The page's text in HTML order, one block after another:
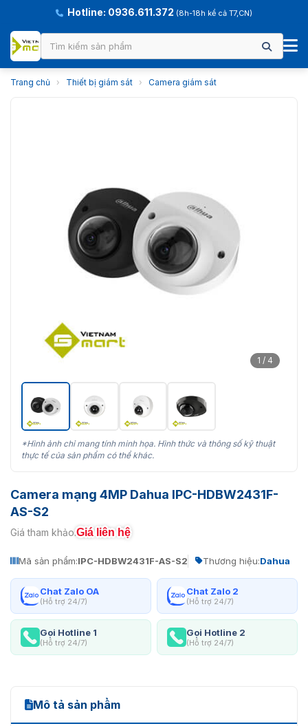
Hotline: 0936.611.372 (8h-18h kể cả T7,CN)
Trang chủ › Thiết bị giám sát › Camera giám sát
1 / 4
*Hình ảnh chỉ mang tính minh họa. Hình thức và thông số kỹ thuật
thực tế của sản phẩm có thể khác.
Camera mạng 4MP Dahua IPC-HDBW2431F-
AS-S2
Giá tham khảo:Giá liên hệ
Mã sản phẩm:IPC-HDBW2431F-AS-S2 Thương hiệu:Dahua
Chat Zalo OA
(Hỗ trợ 24/7)
Chat Zalo 2
(Hỗ trợ 24/7)
Gọi Hotline 1
(Hỗ trợ 24/7)
Gọi Hotline 2
(Hỗ trợ 24/7)
Mô tả sản phẩm